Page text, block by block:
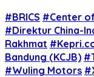
#BRICS #Center
#Direktur China-
Rakhmat
Bandung (KCJB)
#Wuling Motors